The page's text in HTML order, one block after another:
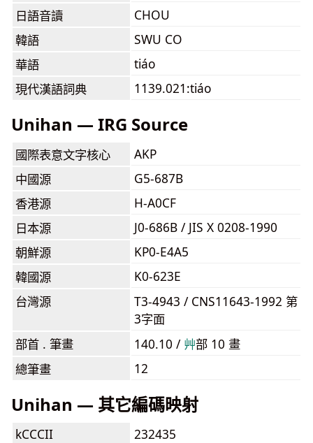
日語音讀
CHOU
韓語
SWU CO
華語
tiáo
現代漢語詞典
1139.021:tiáo
Unihan — IRG Source
國際表意文字核心
AKP
中國源
G5-687B
香港源
H-A0CF
日本源
J0-686B / JIS X 0208-1990
朝鮮源
KP0-E4A5
韓國源
K0-623E
台灣源
T3-4943 / CNS11643-1992 第
3字面
部首 . 筆畫
140.10 / ⾋部 10 畫
總筆畫
12
Unihan — 其它編碼映射
kCCCII
232435